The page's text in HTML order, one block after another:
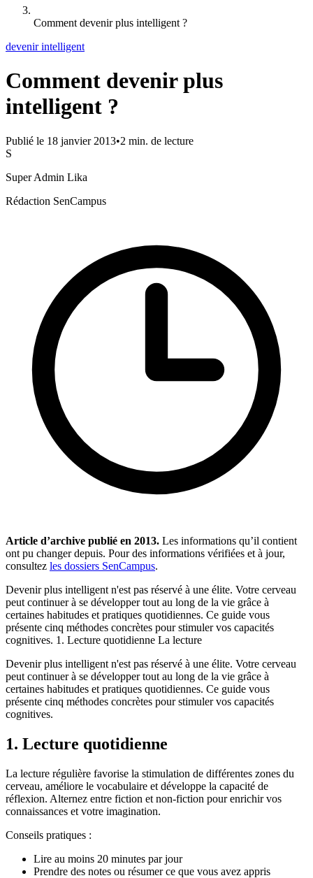
Comment devenir plus intelligent ?
devenir intelligent
Comment devenir plus
intelligent ?
Publié le 18 janvier 2013•2 min. de lecture
S
Super Admin Lika
Rédaction SenCampus
Article d’archive publié en 2013. Les informations qu’il contient
ont pu changer depuis. Pour des informations vérifiées et à jour,
consultez les dossiers SenCampus.
Devenir plus intelligent n'est pas réservé à une élite. Votre cerveau
peut continuer à se développer tout au long de la vie grâce à
certaines habitudes et pratiques quotidiennes. Ce guide vous
présente cinq méthodes concrètes pour stimuler vos capacités
cognitives. 1. Lecture quotidienne La lecture
Devenir plus intelligent n'est pas réservé à une élite. Votre cerveau
peut continuer à se développer tout au long de la vie grâce à
certaines habitudes et pratiques quotidiennes. Ce guide vous
présente cinq méthodes concrètes pour stimuler vos capacités
cognitives.
1. Lecture quotidienne
La lecture régulière favorise la stimulation de différentes zones du
cerveau, améliore le vocabulaire et développe la capacité de
réflexion. Alternez entre fiction et non-fiction pour enrichir vos
connaissances et votre imagination.
Conseils pratiques :
Lire au moins 20 minutes par jour
Prendre des notes ou résumer ce que vous avez appris